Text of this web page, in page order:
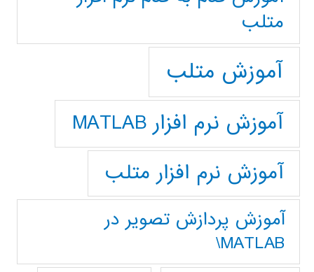
متلب
آموزش متلب
آموزش نرم افزار MATLAB
آموزش نرم افزار متلب
آموزش پردازش تصوير در
MATLAB\